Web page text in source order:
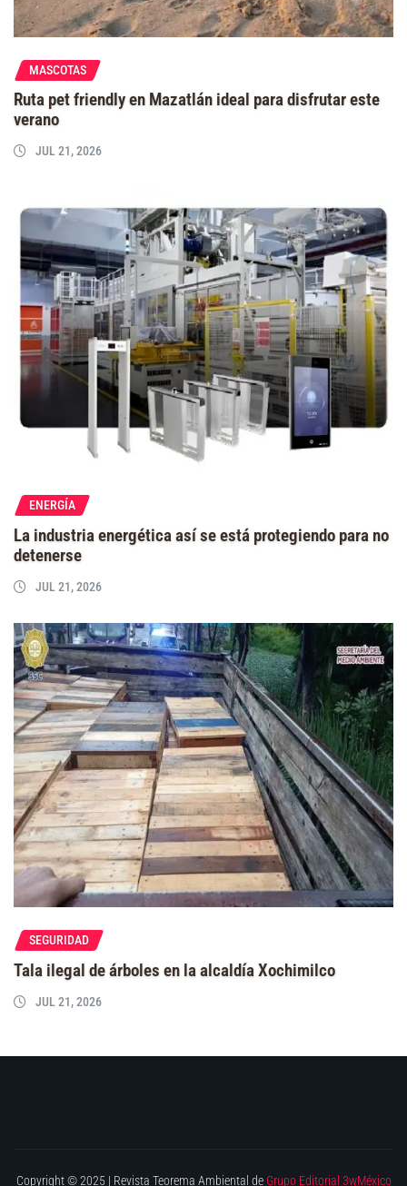
MASCOTAS
Ruta pet friendly en Mazatlán ideal para disfrutar este
verano
JUL 21, 2026
ENERGÍA
La industria energética así se está protegiendo para no
detenerse
JUL 21, 2026
SEGURIDAD
Tala ilegal de árboles en la alcaldía Xochimilco
JUL 21, 2026
Copyright © 2025 | Revista Teorema Ambiental de Grupo Editorial 3wMéxico